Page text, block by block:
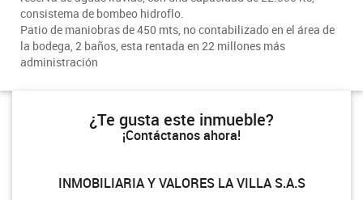
consistema de bombeo hidroflo.
Patio de maniobras de 450 mts, no contabilizado en el área de
la bodega, 2 baños, esta rentada en 22 millones más
administración
¿Te gusta este inmueble?
¡Contáctanos ahora!
INMOBILIARIA Y VALORES LA VILLA S.A.S